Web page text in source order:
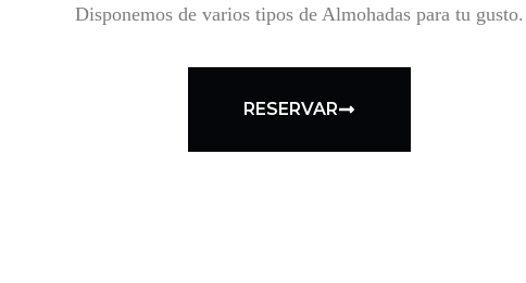
Disponemos de varios tipos de Almohadas para tu gusto.
RESERVAR